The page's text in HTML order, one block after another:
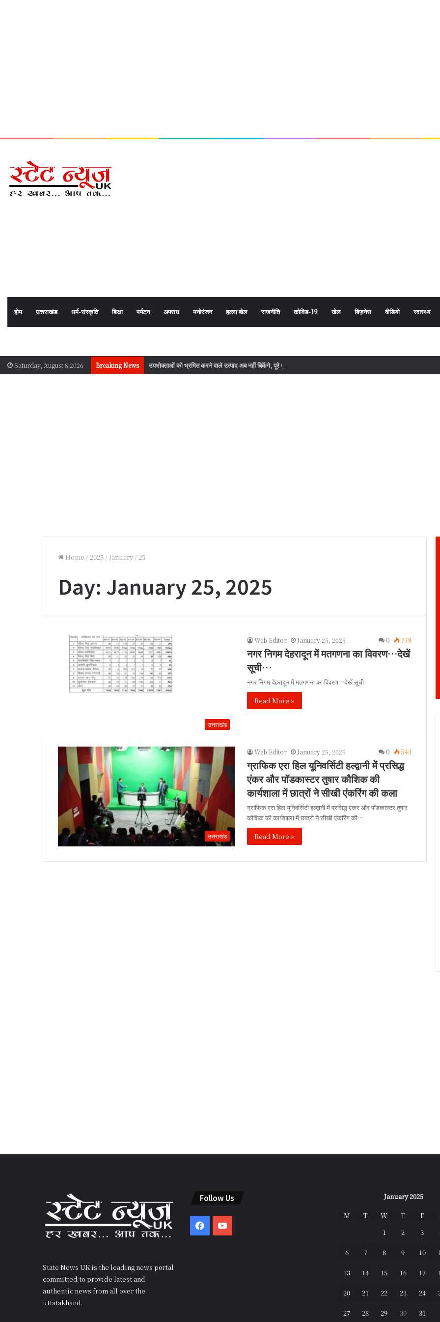
होम उत्तराखंड धर्म-संस्कृति शिक्षा पर्यटन अपराध मनोरंजन हल्ला बोल राजनीति कोविड-19 खेल बिज़नेस वीडियो स्वास्थ्य
Saturday, August 8 2026 Breaking News उपभोक्ताओं को भ्रमित करने वाले उत्पाद अब नहीं बिकेंगे, पूरे उत्तराखंड में सघन जांच अभियान
Home /2025 /January /25
Day: January 25, 2025
उत्तराखंड
Web Editor January 25, 2025 0 778
नगर निगम देहरादून में मतगणना का विवरण…देखें
सूची…
नगर निगम देहरादून में मतगणना का विवरण…देखें सूची…
Read More »
उत्तराखंड
Web Editor January 25, 2025 0 543
ग्राफिक एरा हिल यूनिवर्सिटी हल्द्वानी में प्रसिद्ध
एंकर और पॉडकास्टर तुषार कौशिक की
कार्यशाला में छात्रों ने सीखी एंकरिंग की कला
ग्राफिक एरा हिल यूनिवर्सिटी हल्द्वानी में प्रसिद्ध एंकर और पॉडकास्टर तुषार
कौशिक की कार्यशाला में छात्रों ने सीखी एंकरिंग की…
Read More »
State News UK is the leading news portal
committed to provide latest and
authentic news from all over the
uttatakhand.
Follow Us
Facebook
January 2025
M T W T F
1
2 3
6 7 8 9 10
13 14 15 16 17
20 21 22 23 24
27 28 29 30 31